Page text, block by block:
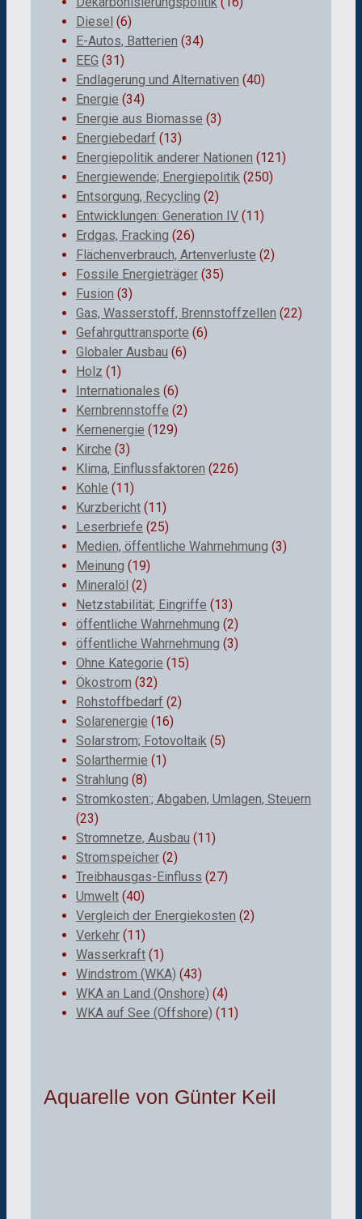
Diesel (6)
E-Autos, Batterien (34)
EEG (31)
Endlagerung und Alternativen (40)
Energie (34)
Energie aus Biomasse (3)
Energiebedarf (13)
Energiepolitik anderer Nationen (121)
Energiewende; Energiepolitik (250)
Entsorgung, Recycling (2)
Entwicklungen: Generation IV (11)
Erdgas, Fracking (26)
Flächenverbrauch, Artenverluste (2)
Fossile Energieträger (35)
Fusion (3)
Gas, Wasserstoff, Brennstoffzellen (22)
Gefahrguttransporte (6)
Globaler Ausbau (6)
Holz (1)
Internationales (6)
Kernbrennstoffe (2)
Kernenergie (129)
Kirche (3)
Klima, Einflussfaktoren (226)
Kohle (11)
Kurzbericht (11)
Leserbriefe (25)
Medien, öffentliche Wahrnehmung (3)
Meinung (19)
Mineralöl (2)
Netzstabilität; Eingriffe (13)
öffentliche Wahrnehmung (2)
öffentliche Wahrnehmung (3)
Ohne Kategorie (15)
Ökostrom (32)
Rohstoffbedarf (2)
Solarenergie (16)
Solarstrom; Fotovoltaik (5)
Solarthermie (1)
Strahlung (8)
Stromkosten:; Abgaben, Umlagen, Steuern
(23)
Stromnetze, Ausbau (11)
Stromspeicher (2)
Treibhausgas-Einfluss (27)
Umwelt (40)
Vergleich der Energiekosten (2)
Verkehr (11)
Wasserkraft (1)
Windstrom (WKA) (43)
WKA an Land (Onshore) (4)
WKA auf See (Offshore) (11)
Aquarelle von Günter Keil